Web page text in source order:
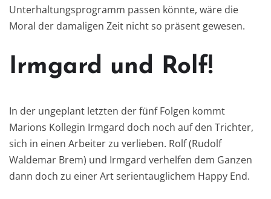
Unterhaltungsprogramm passen könnte, wäre die
Moral der damaligen Zeit nicht so präsent gewesen.
Irmgard und Rolf!
In der ungeplant letzten der fünf Folgen kommt
Marions Kollegin Irmgard doch noch auf den Trichter,
sich in einen Arbeiter zu verlieben. Rolf (Rudolf
Waldemar Brem) und Irmgard verhelfen dem Ganzen
dann doch zu einer Art serientauglichem Happy End.